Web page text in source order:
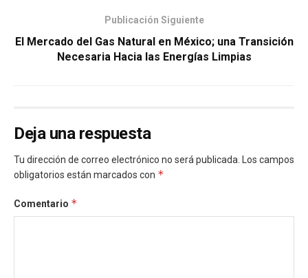
Publicación Siguiente
El Mercado del Gas Natural en México; una Transición
Necesaria Hacia las Energías Limpias
Deja una respuesta
Tu dirección de correo electrónico no será publicada.
Los campos
obligatorios están marcados con *
Comentario *